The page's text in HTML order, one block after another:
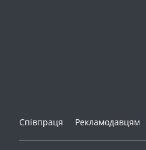
Співпраця Рекламодавцям